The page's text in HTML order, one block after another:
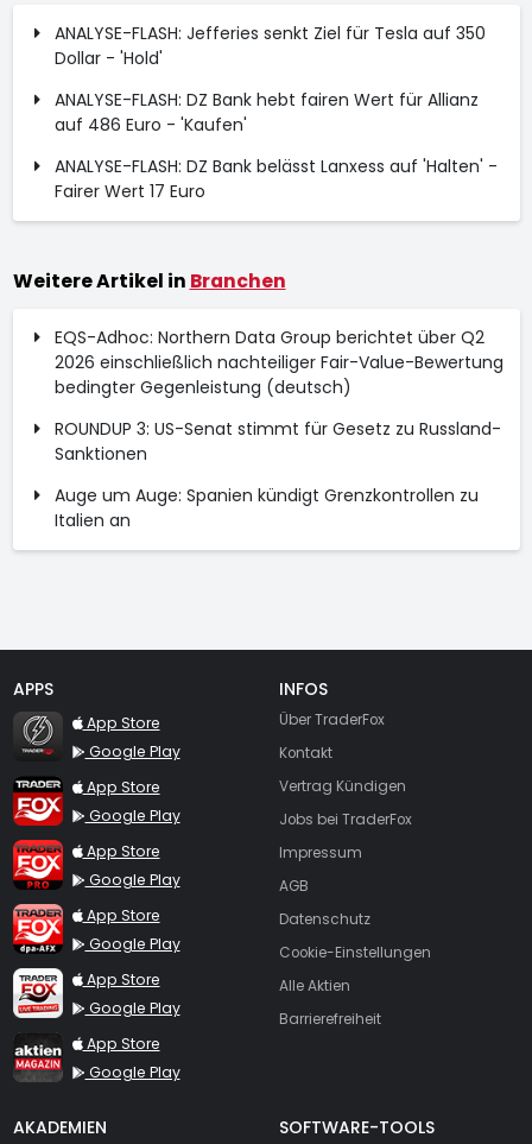
ANALYSE-FLASH: Jefferies senkt Ziel für Tesla auf 350
Dollar - 'Hold'
ANALYSE-FLASH: DZ Bank hebt fairen Wert für Allianz
auf 486 Euro - 'Kaufen'
ANALYSE-FLASH: DZ Bank belässt Lanxess auf 'Halten' -
Fairer Wert 17 Euro
Weitere Artikel in Branchen
EQS-Adhoc: Northern Data Group berichtet über Q2
2026 einschließlich nachteiliger Fair-Value-Bewertung
bedingter Gegenleistung (deutsch)
ROUNDUP 3: US-Senat stimmt für Gesetz zu Russland-
Sanktionen
Auge um Auge: Spanien kündigt Grenzkontrollen zu
Italien an
APPS
TraderFox Flash
App Store
Google Play
TraderFox App
App Store
Google Play
TraderFox Pro
App Store
Google Play
TraderFox dpa-AFX ProFeed
App Store
Google Play
TraderFox Live Trading
App Store
Google Play
TraderFox aktien Magazin
App Store
Google Play
INFOS
Über TraderFox
Kontakt
Vertrag Kündigen
Jobs bei TraderFox
Impressum
AGB
Datenschutz
Cookie-Einstellungen
Alle Aktien
Barrierefreiheit
AKADEMIEN SOFTWARE-TOOLS